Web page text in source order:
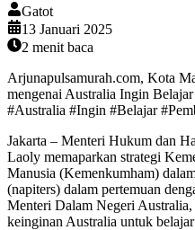
Gatot
13 Januari 2025
2 menit baca
Arjunapulsamurah.com, Kota
mengenai Australia Ingin
#Australia #Ingin #Belajar
Jakarta – Menteri Hukum dan
Laoly memaparkan strategi
Manusia (Kemenkumham)
(napiters) dalam pertemuan
Menteri Dalam Negeri
keinginan Australia untuk